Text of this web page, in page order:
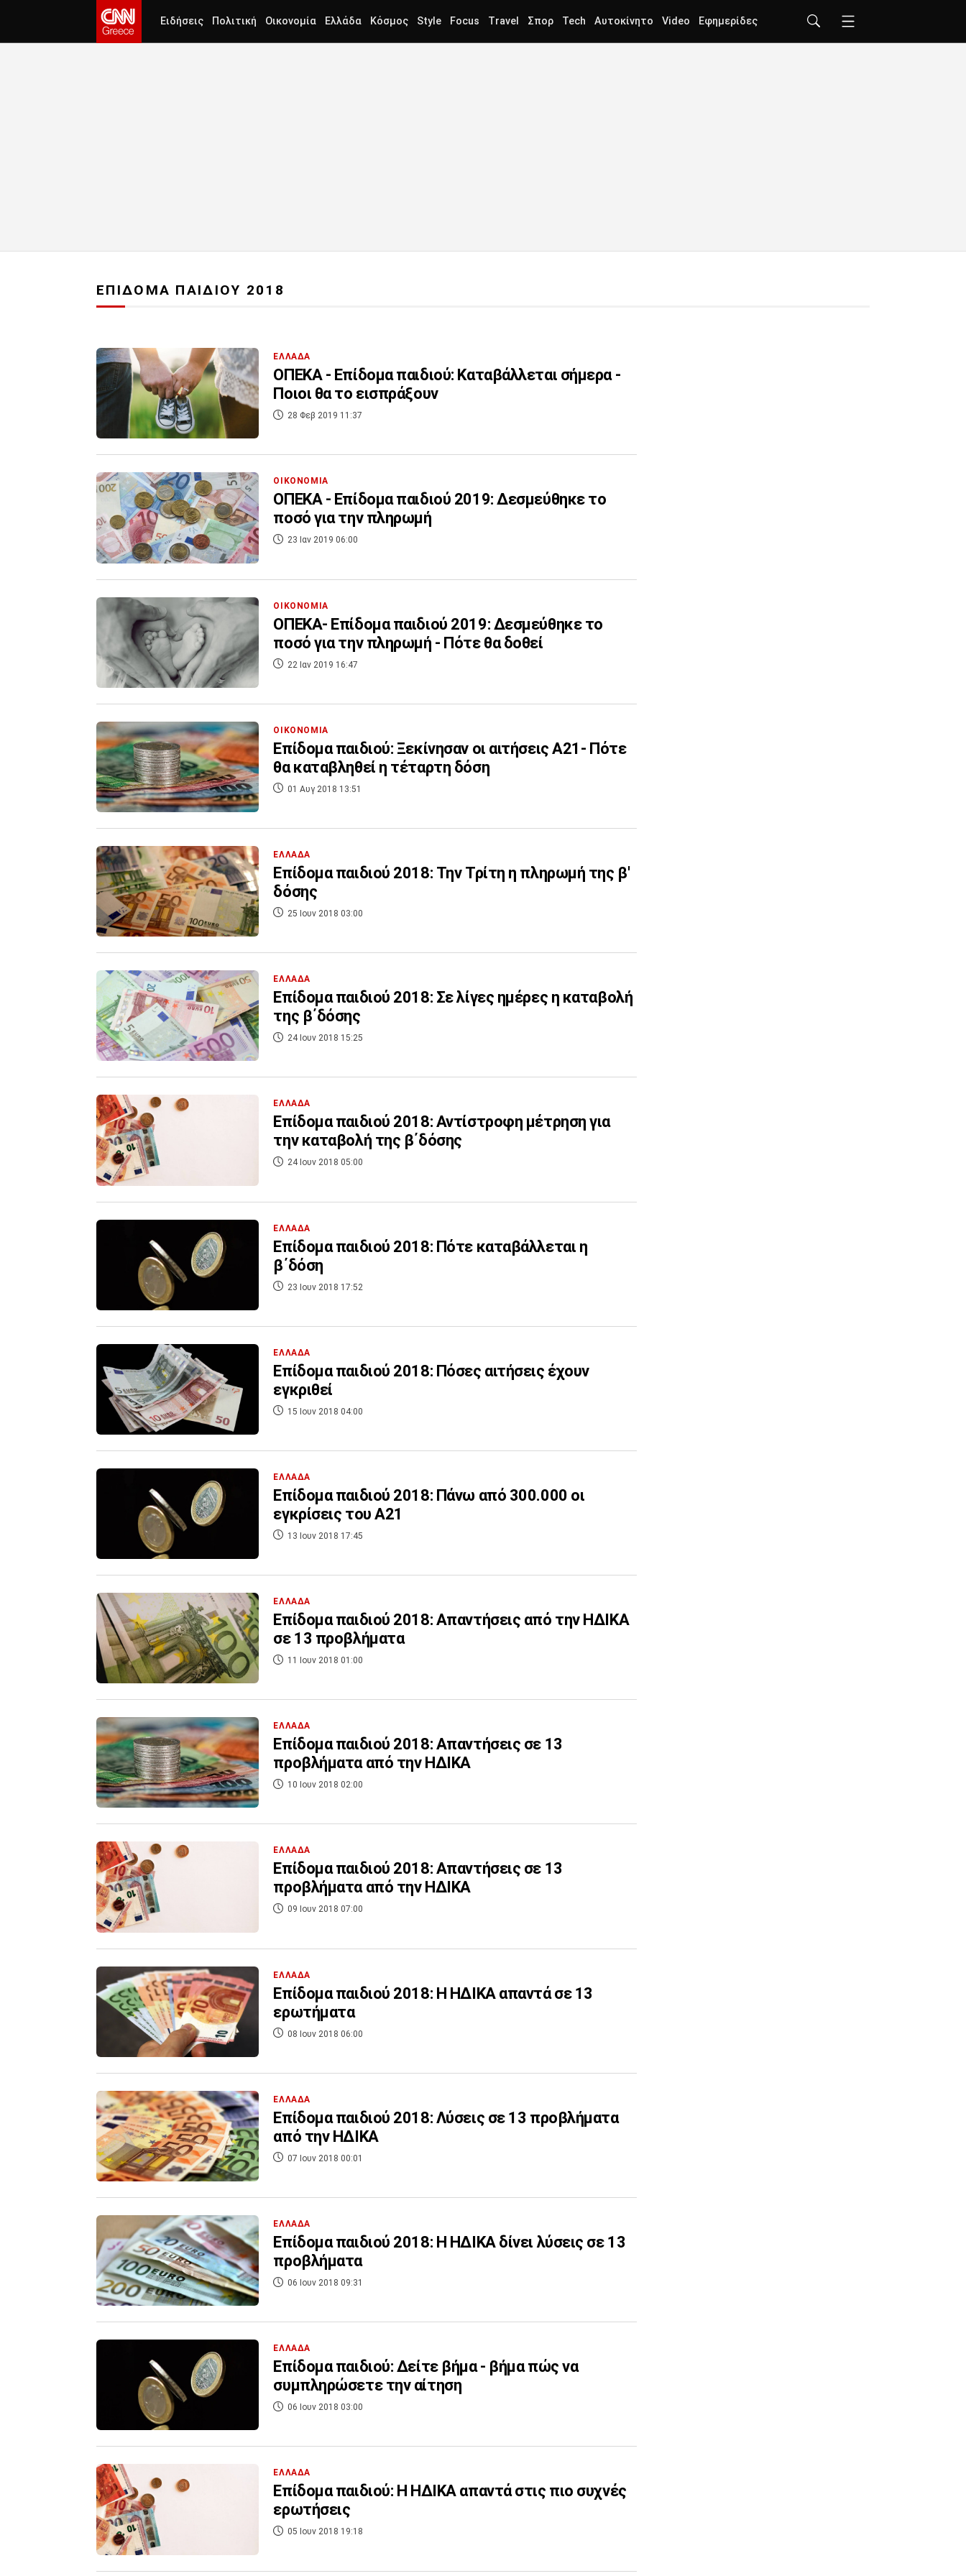
Ειδήσεις Πολιτική Οικονομία Ελλάδα Κόσμος Style Focus Travel Σπορ Tech Αυτοκίνητο Video Εφημερίδες
ΕΠΙΔΟΜΑ ΠΑΙΔΙΟΥ 2018
ΕΛΛΑΔΑ
ΟΠΕΚΑ - Επίδομα παιδιού: Καταβάλλεται σήμερα -
Ποιοι θα το εισπράξουν
28 Φεβ 2019 11:37
ΟΙΚΟΝΟΜΙΑ
ΟΠΕΚΑ - Επίδομα παιδιού 2019: Δεσμεύθηκε το
ποσό για την πληρωμή
23 Ιαν 2019 06:00
ΟΙΚΟΝΟΜΙΑ
ΟΠΕΚΑ- Επίδομα παιδιού 2019: Δεσμεύθηκε το
ποσό για την πληρωμή - Πότε θα δοθεί
22 Ιαν 2019 16:47
ΟΙΚΟΝΟΜΙΑ
Επίδομα παιδιού: Ξεκίνησαν οι αιτήσεις Α21- Πότε
θα καταβληθεί η τέταρτη δόση
01 Αυγ 2018 13:51
ΕΛΛΑΔΑ
Επίδομα παιδιού 2018: Την Τρίτη η πληρωμή της β'
δόσης
25 Ιουν 2018 03:00
ΕΛΛΑΔΑ
Επίδομα παιδιού 2018: Σε λίγες ημέρες η καταβολή
της β΄δόσης
24 Ιουν 2018 15:25
ΕΛΛΑΔΑ
Επίδομα παιδιού 2018: Αντίστροφη μέτρηση για
την καταβολή της β΄δόσης
24 Ιουν 2018 05:00
ΕΛΛΑΔΑ
Επίδομα παιδιού 2018: Πότε καταβάλλεται η
β΄δόση
23 Ιουν 2018 17:52
ΕΛΛΑΔΑ
Επίδομα παιδιού 2018: Πόσες αιτήσεις έχουν
εγκριθεί
15 Ιουν 2018 04:00
ΕΛΛΑΔΑ
Επίδομα παιδιού 2018: Πάνω από 300.000 οι
εγκρίσεις του Α21
13 Ιουν 2018 17:45
ΕΛΛΑΔΑ
Επίδομα παιδιού 2018: Απαντήσεις από την ΗΔΙΚΑ
σε 13 προβλήματα
11 Ιουν 2018 01:00
ΕΛΛΑΔΑ
Επίδομα παιδιού 2018: Απαντήσεις σε 13
προβλήματα από την ΗΔΙΚΑ
10 Ιουν 2018 02:00
ΕΛΛΑΔΑ
Επίδομα παιδιού 2018: Απαντήσεις σε 13
προβλήματα από την ΗΔΙΚΑ
09 Ιουν 2018 07:00
ΕΛΛΑΔΑ
Επίδομα παιδιού 2018: Η ΗΔΙΚΑ απαντά σε 13
ερωτήματα
08 Ιουν 2018 06:00
ΕΛΛΑΔΑ
Επίδομα παιδιού 2018: Λύσεις σε 13 προβλήματα
από την ΗΔΙΚΑ
07 Ιουν 2018 00:01
ΕΛΛΑΔΑ
Επίδομα παιδιού 2018: Η ΗΔΙΚΑ δίνει λύσεις σε 13
προβλήματα
06 Ιουν 2018 09:31
ΕΛΛΑΔΑ
Επίδομα παιδιού: Δείτε βήμα - βήμα πώς να
συμπληρώσετε την αίτηση
06 Ιουν 2018 03:00
ΕΛΛΑΔΑ
Επίδομα παιδιού: Η ΗΔΙΚΑ απαντά στις πιο συχνές
ερωτήσεις
05 Ιουν 2018 19:18